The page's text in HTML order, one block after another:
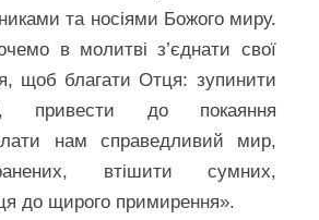
та носіями Божого миру.
в молитві з’єднати свої
щоб благати Отця: зупинити
привести до покаяння
нам справедливий мир,
втішити сумних,
до щирого примирення».